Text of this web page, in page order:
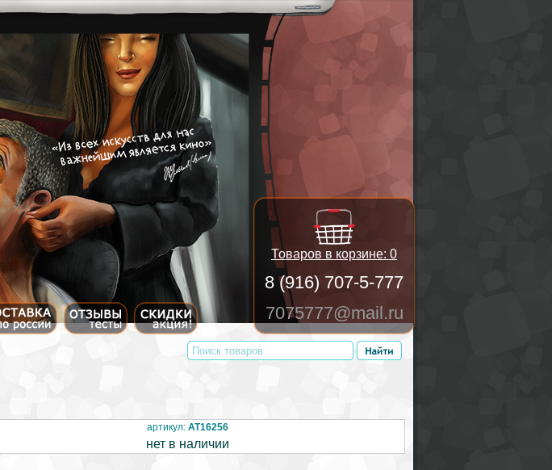
Товаров в корзине: 0
8 (916) 707-5-777
7075777@mail.ru
артикул: AT16256
нет в наличии